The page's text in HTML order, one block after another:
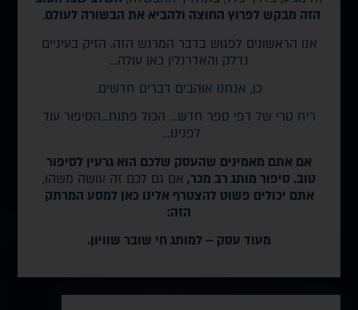
הזה מבקש לפרוץ החוצה ולהביא את הבשורה לעולם.
אנו הראשונים לפגוש בדבר המרגש הזה. הזיק בעיניים
נדלק והאדרנלין כאן עולה…
כן, אנחנו אוהבים דברים חדשים.
ריח טרי של דפי ספר חדש… הכול פתוח…הסיפור עוד
לפנינו…
אם אתם מאמינים שהעסק שלכם הוא גרעין לסיפור
טוב. סיפור מותג רב מכר, אם גם לכם זה עושה משהו,
אתם יכולים פשוט להצטרף אלינו כאן למסע המרתק
הזה:
מעוד עסק – למותג חי שובר שוויון.